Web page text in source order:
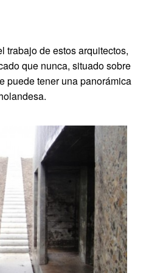
trabajo de estos arquitectos,
que nunca, situado sobre
puede tener una panorámica